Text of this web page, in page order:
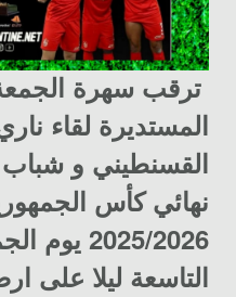
ترقب سهرة
المستديرة لقاء
القسنطيني و
نهائي كأس
2025/
التاسعة ليلا على